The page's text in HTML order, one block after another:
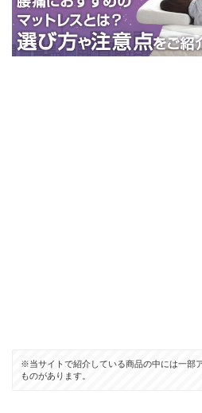
※当サイトで紹介している商品の中には一部
ものがあります。